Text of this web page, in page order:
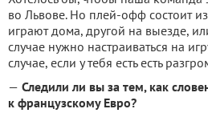
во Львове. Но плей-офф состоит
играют дома, другой на выезде,
случае нужно настраиваться на
случае, если у тебя есть есть
— Следили ли вы за тем, как
к французскому Евро?